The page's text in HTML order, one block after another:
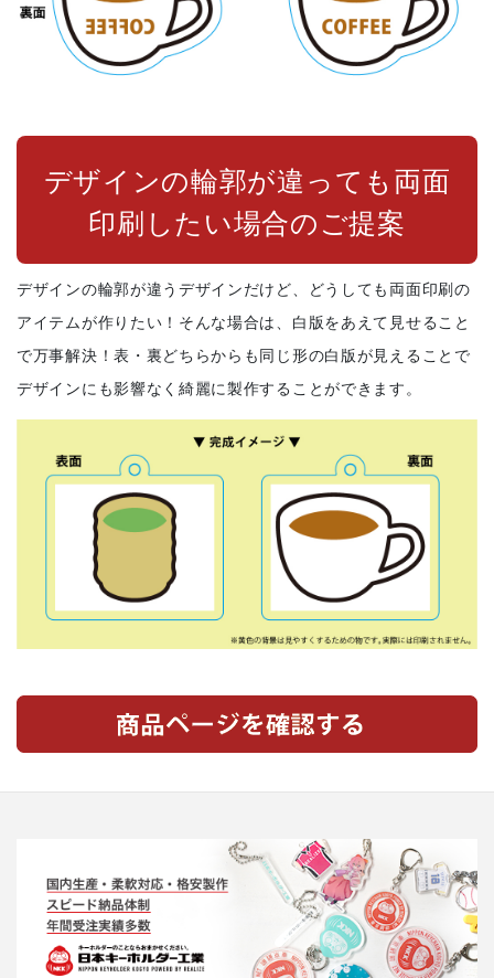
デザインの輪郭が違っても両面
印刷したい場合のご提案
デザインの輪郭が違うデザインだけど、どうしても両面印刷の
アイテムが作りたい！そんな場合は、白版をあえて見せること
で万事解決！表・裏どちらからも同じ形の白版が見えることで
デザインにも影響なく綺麗に製作することができます。